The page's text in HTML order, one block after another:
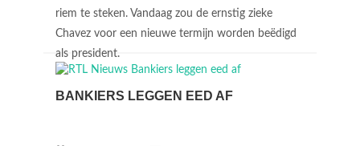
riem te steken. Vandaag zou de ernstig zieke
Chavez voor een nieuwe termijn worden beëdigd
als president.
BANKIERS LEGGEN EED AF